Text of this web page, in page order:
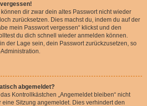
dir zwar dein altes Passwort nicht wieder
zurücksetzen. Dies machst du, indem du auf der
mein Passwort vergessen“ klickst und den
du dich schnell wieder anmelden können.
der Lage sein, dein Passwort zurückzusetzen, so
abgemeldet?
Kontrollkästchen „Angemeldet bleiben“ nicht
eine Sitzung angemeldet. Dies verhindert den